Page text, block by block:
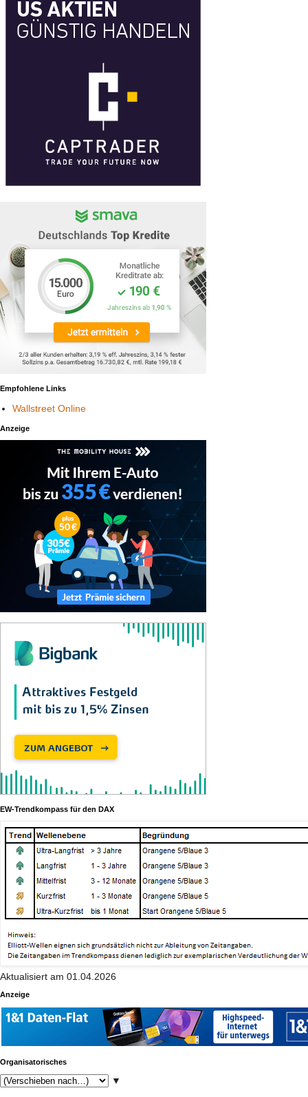
Empfohlene Links
Wallstreet Online
Anzeige
EW-Trendkompass für den DAX
Aktualisiert am 01.04.2026
Anzeige
Organisatorisches
▼